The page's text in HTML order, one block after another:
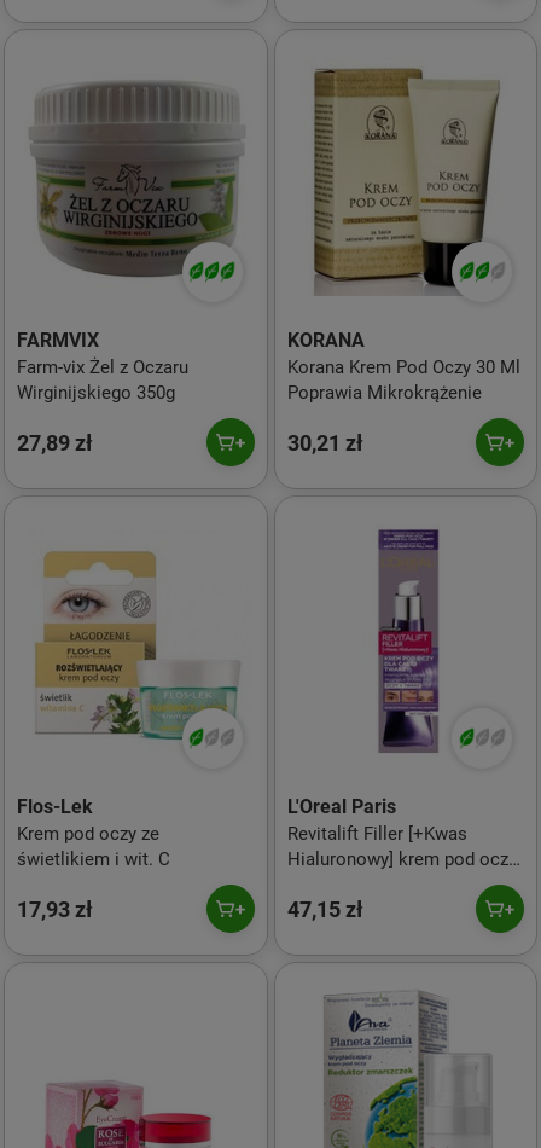
FARMVIX
Farm-vix Żel z Oczaru
Wirginijskiego 350g
27,89 zł
KORANA
Korana Krem Pod Oczy 30 Ml
Poprawia Mikrokrążenie
30,21 zł
Flos-Lek
Krem pod oczy ze
świetlikiem i wit. C
17,93 zł
L'Oreal Paris
Revitalift Filler [+Kwas
Hialuronowy] krem pod oczy
47,15 zł